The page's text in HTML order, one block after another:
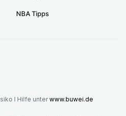
NBA Tipps
I Hilfe unterwww.buwei.de